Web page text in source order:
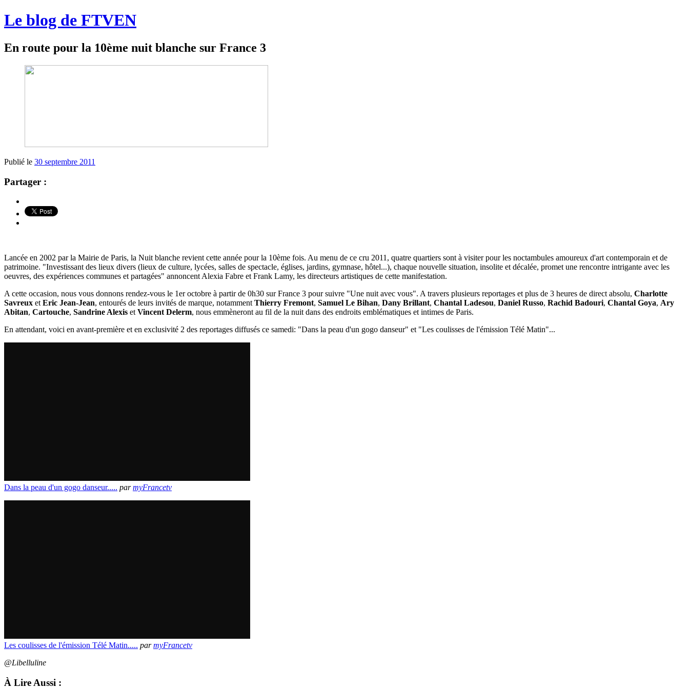
Le blog de FTVEN
En route pour la 10ème nuit blanche sur France 3
Publié le 30 septembre 2011
Partager :
Lancée en 2002 par la Mairie de Paris, la Nuit blanche revient cette année pour la 10ème fois. Au menu de ce cru 2011, quatre quartiers sont à visiter pour les noctambules amoureux d'art contemporain et de
patrimoine. "Investissant des lieux divers (lieux de culture, lycées, salles de spectacle, églises, jardins, gymnase, hôtel...), chaque nouvelle situation, insolite et décalée, promet une rencontre intrigante avec les
oeuvres, des expériences communes et partagées" annoncent Alexia Fabre et Frank Lamy, les directeurs artistiques de cette manifestation.
A cette occasion, nous vous donnons rendez-vous le 1er octobre à partir de 0h30 sur France 3 pour suivre "Une nuit avec vous". A travers plusieurs reportages et plus de 3 heures de direct absolu, Charlotte
Savreux et Eric Jean-Jean, entourés de leurs invités de marque, notamment Thierry Fremont, Samuel Le Bihan, Dany Brillant, Chantal Ladesou, Daniel Russo, Rachid Badouri, Chantal Goya, Ary
Abitan, Cartouche, Sandrine Alexis et Vincent Delerm, nous emmèneront au fil de la nuit dans des endroits emblématiques et intimes de Paris.
En attendant, voici en avant-première et en exclusivité 2 des reportages diffusés ce samedi: "Dans la peau d'un gogo danseur" et "Les coulisses de l'émission Télé Matin"...
Dans la peau d'un gogo danseur..... parmyFrancetv
Les coulisses de l'émission Télé Matin..... parmyFrancetv
@Libelluline
À Lire Aussi :